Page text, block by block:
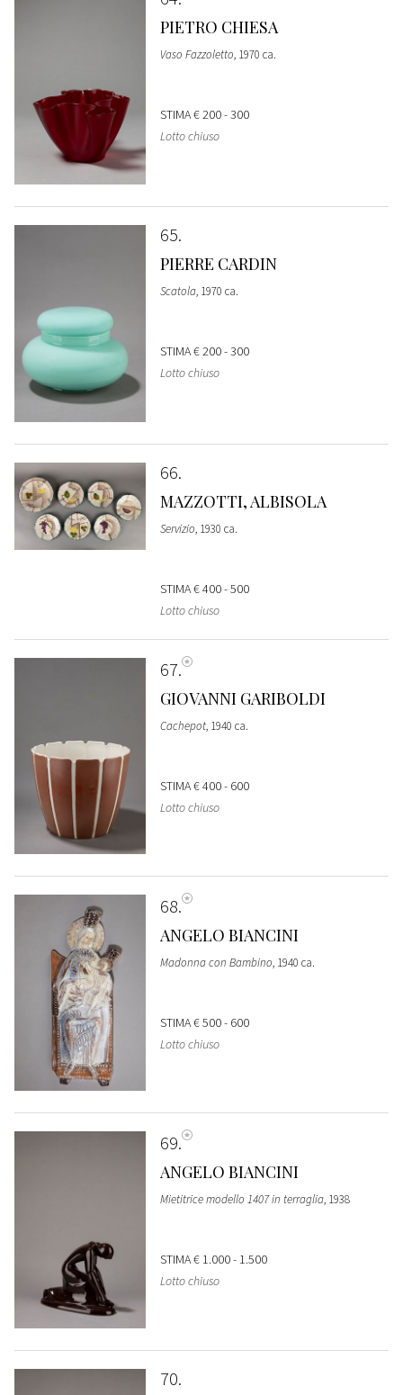
PIETRO CHIESA
Vaso Fazzoletto, 1970 ca.
STIMA€ 200 - 300
Lotto chiuso
65
PIERRE CARDIN
Scatola, 1970 ca.
STIMA€ 200 - 300
Lotto chiuso
66
MAZZOTTI, ALBISOLA
Servizio, 1930 ca.
STIMA€ 400 - 500
Lotto chiuso
67
GIOVANNI GARIBOLDI
Cachepot, 1940 ca.
STIMA€ 400 - 600
Lotto chiuso
68
ANGELO BIANCINI
Madonna con Bambino, 1940 ca.
STIMA€ 500 - 600
Lotto chiuso
69
ANGELO BIANCINI
Mietitrice modello 1407 in terraglia, 1938
STIMA€ 1.000 - 1.500
Lotto chiuso
70